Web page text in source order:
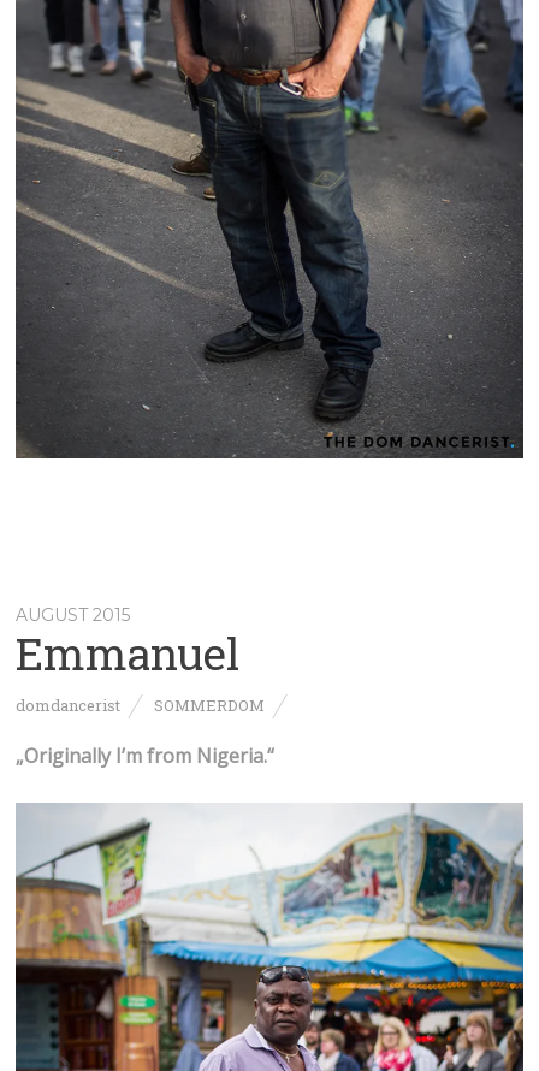
AUGUST 2015
Emmanuel
domdancerist SOMMERDOM
„Originally I’m from Nigeria.“